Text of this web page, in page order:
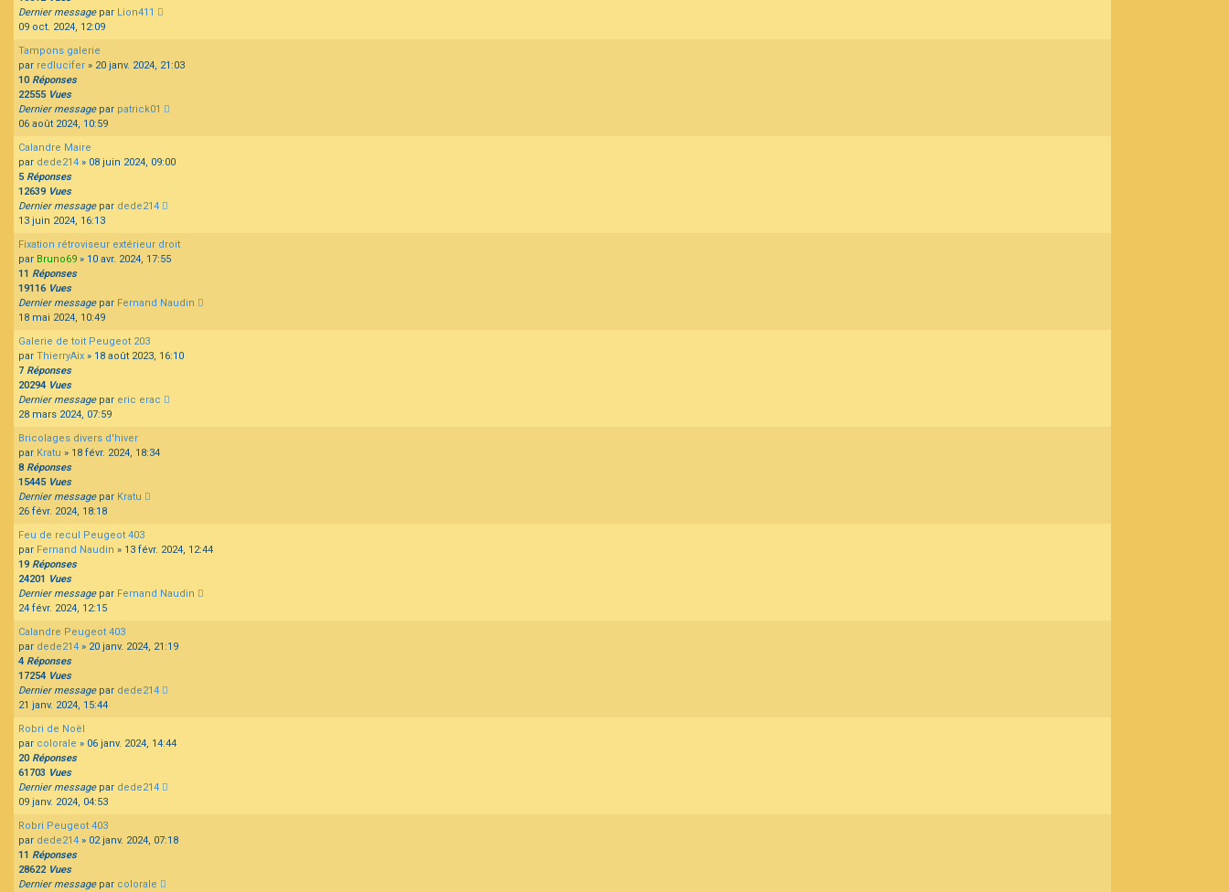
Dernier message par Lion411
09 oct. 2024, 12:09
Tampons galerie
par redlucifer » 20 janv. 2024, 21:03
10Réponses
22555 Vues
Dernier message par patrick01
06 août 2024, 10:59
Calandre Maire
par dede214 » 08 juin 2024, 09:00
5 Réponses
12639 Vues
Dernier message par dede214
13 juin 2024, 16:13
Fixation rétroviseur extérieur droit
par Bruno69 » 10 avr. 2024, 17:55
11 Réponses
19116 Vues
Dernier message par Fernand Naudin
18 mai 2024, 10:49
Galerie de toit Peugeot 203
par ThierryAix » 18 août 2023, 16:10
7 Réponses
20294 Vues
Dernier message par eric erac
28 mars 2024, 07:59
Bricolages divers d'hiver
par Kratu » 18 févr. 2024, 18:34
8 Réponses
15445 Vues
Dernier message par Kratu
26 févr. 2024, 18:18
Feu de recul Peugeot 403
par Fernand Naudin » 13 févr. 2024, 12:44
19Réponses
24201 Vues
Dernier message par Fernand Naudin
24 févr. 2024, 12:15
Calandre Peugeot 403
par dede214 » 20 janv. 2024, 21:19
4 Réponses
17254 Vues
Dernier message par dede214
21 janv. 2024, 15:44
Robri de Noël
par colorale » 06 janv. 2024, 14:44
20Réponses
61703 Vues
Dernier message par dede214
09 janv. 2024, 04:53
Robri Peugeot 403
par dede214 » 02 janv. 2024, 07:18
11 Réponses
28622 Vues
Dernier message par colorale